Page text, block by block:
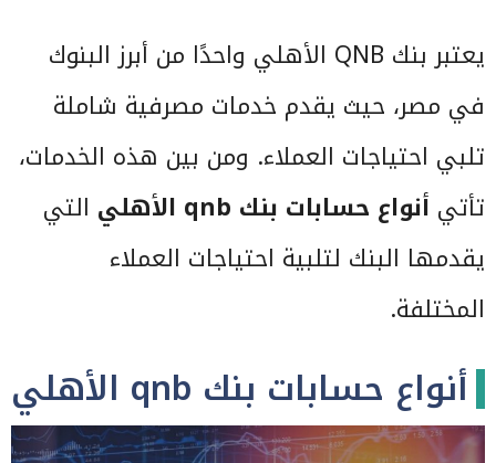
يعتبر بنك QNB الأهلي واحدًا من أبرز البنوك
في مصر، حيث يقدم خدمات مصرفية شاملة
تلبي احتياجات العملاء. ومن بين هذه الخدمات،
تأتي أنواع حسابات بنك qnb الأهلي
التي
يقدمها البنك لتلبية احتياجات العملاء
المختلفة.
أنواع حسابات بنك qnb الأهلي